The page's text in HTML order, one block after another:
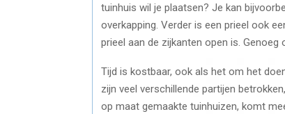
tuinhuis wil je plaatsen? Je kan
overkapping. Verder is een prieel ook
prieel aan de zijkanten open is. Genoeg
Tijd is kostbaar, ook als het om het
zijn veel verschillende partijen
op maat gemaakte tuinhuizen, komt